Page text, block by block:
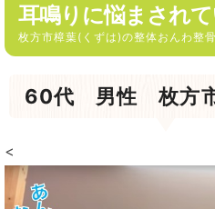
耳鳴りに悩まされ
枚方市樟葉(くずは)の整体おんわ整
60代 男性 枚方
<